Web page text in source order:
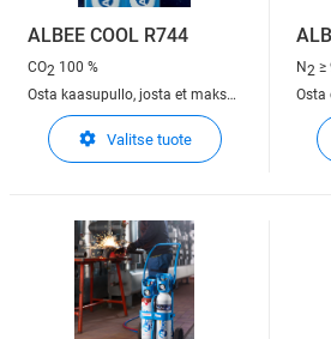
ALBEE COOL R744
CO2 100 %
Osta kaasupullo, josta et maksa
vuokraa. R744 (CO2)
ympäristöystävällinen ja
luonnollinen kylmäaine
Valitse tuote
N2 ≥
Osta